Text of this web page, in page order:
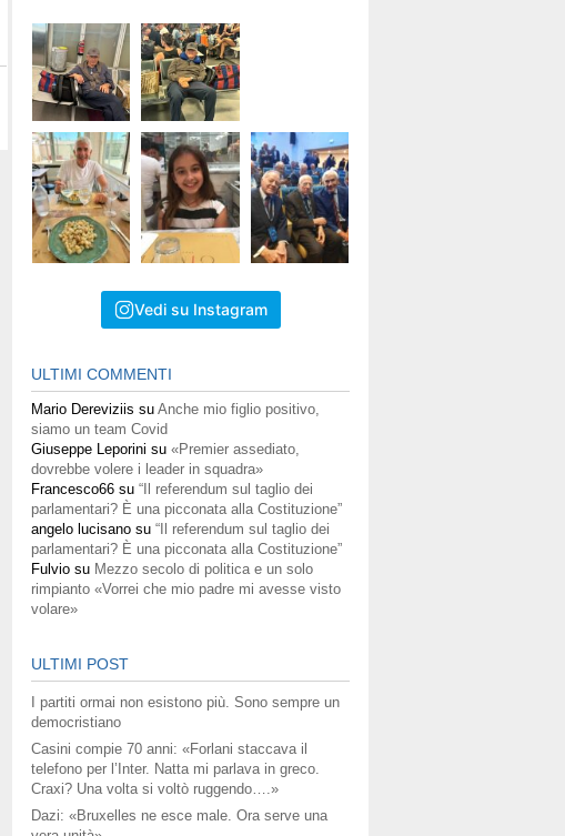
Vedi su Instagram
ULTIMI COMMENTI
Mario Dereviziis su Anche mio figlio positivo,
siamo un team Covid
Giuseppe Leporini su «Premier assediato,
dovrebbe volere i leader in squadra»
Francesco66 su “Il referendum sul taglio dei
parlamentari? È una picconata alla Costituzione”
angelo lucisano su “Il referendum sul taglio dei
parlamentari? È una picconata alla Costituzione”
Fulvio su Mezzo secolo di politica e un solo
rimpianto «Vorrei che mio padre mi avesse visto
volare»
ULTIMI POST
I partiti ormai non esistono più. Sono sempre un
democristiano
Casini compie 70 anni: «Forlani staccava il
telefono per l’Inter. Natta mi parlava in greco.
Craxi? Una volta si voltò ruggendo….»
Dazi: «Bruxelles ne esce male. Ora serve una